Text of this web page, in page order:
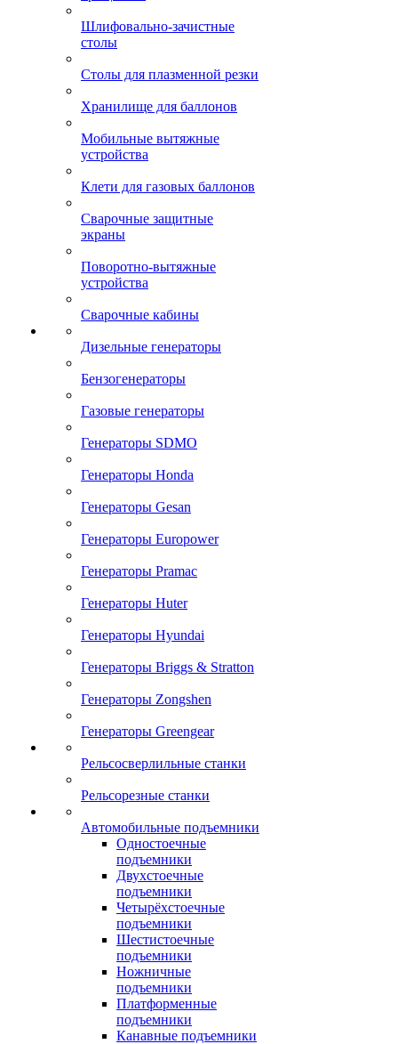
Шлифовально-зачистные
столы
Столы для плазменной резки
Хранилище для баллонов
Мобильные вытяжные
устройства
Клети для газовых баллонов
Сварочные защитные
экраны
Поворотно-вытяжные
устройства
Сварочные кабины
Дизельные генераторы
Бензогенераторы
Газовые генераторы
Генераторы SDMO
Генераторы Honda
Генераторы Gesan
Генераторы Europower
Генераторы Pramac
Генераторы Huter
Генераторы Hyundai
Генераторы Briggs & Stratton
Генераторы Zongshen
Генераторы Greengear
Рельсосверлильные станки
Рельсорезные станки
Автомобильные подъемники
Одностоечные
подъемники
Двухстоечные
подъемники
Четырёхстоечные
подъемники
Шестистоечные
подъемники
Ножничные
подъемники
Платформенные
подъемники
Канавные подъемники